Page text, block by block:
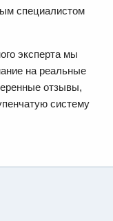
специалистом
эксперта мы
на реальные
отзывы,
систему